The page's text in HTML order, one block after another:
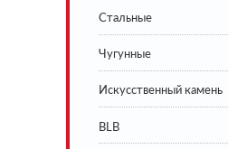
Стальные
Чугунные
Искусственный камень
BLB